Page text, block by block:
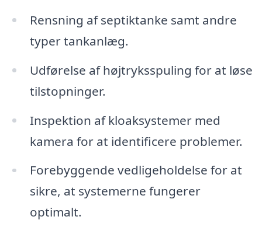
Rensning af septiktanke samt andre
typer tankanlæg.
Udførelse af højtryksspuling for at løse
tilstopninger.
Inspektion af kloaksystemer med
kamera for at identificere problemer.
Forebyggende vedligeholdelse for at
sikre, at systemerne fungerer
optimalt.